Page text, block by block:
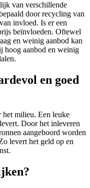
van verschillende
door recycling van
invloed. Is er een
beïnvloeden. Oftewel
en weinig aanbod kan
hoog aanbod en weinig
en goed
het milieu. Een leuke
Door het inleveren
aangeboord worden
levert het geld op en